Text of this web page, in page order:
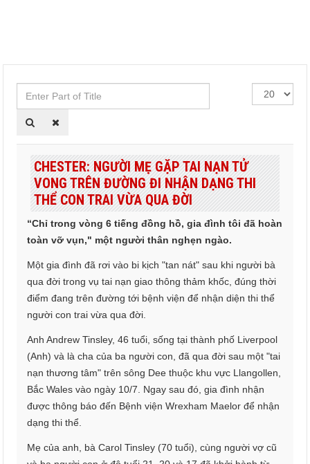
Enter
Part
of
Hiển
thị
CHESTER: NGƯỜI MẸ GẶP TAI NẠN TỬ
VONG TRÊN ĐƯỜNG ĐI NHẬN DẠNG THI
THỂ CON TRAI VỪA QUA ĐỜI
“Chỉ trong vòng 6 tiếng đồng hồ, gia đình tôi đã hoàn
toàn vỡ vụn," một người thân nghẹn ngào.
Một gia đình đã rơi vào bi kịch "tan nát" sau khi người bà
qua đời trong vụ tai nạn giao thông thảm khốc, đúng thời
điểm đang trên đường tới bệnh viện để nhận diện thi thể
người con trai vừa qua đời.
Anh Andrew Tinsley, 46 tuổi, sống tại thành phố Liverpool
(Anh) và là cha của ba người con, đã qua đời sau một "tai
nạn thương tâm" trên sông Dee thuộc khu vực Llangollen,
Bắc Wales vào ngày 10/7. Ngay sau đó, gia đình nhận
được thông báo đến Bệnh viện Wrexham Maelor để nhận
dạng thi thể.
Mẹ của anh, bà Carol Tinsley (70 tuổi), cùng người vợ cũ